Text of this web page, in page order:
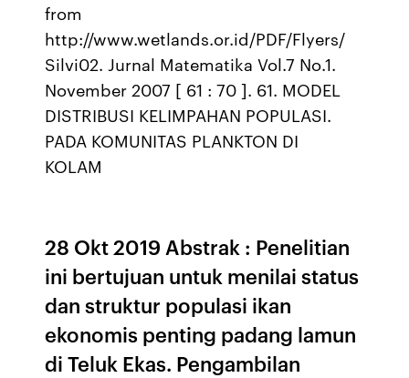
from
http://www.wetlands.or.id/PDF/Flyers/
Silvi02. Jurnal Matematika Vol.7 No.1.
November 2007 [ 61 : 70 ]. 61. MODEL
DISTRIBUSI KELIMPAHAN POPULASI.
PADA KOMUNITAS PLANKTON DI
KOLAM
28 Okt 2019 Abstrak : Penelitian
ini bertujuan untuk menilai status
dan struktur populasi ikan
ekonomis penting padang lamun
di Teluk Ekas. Pengambilan